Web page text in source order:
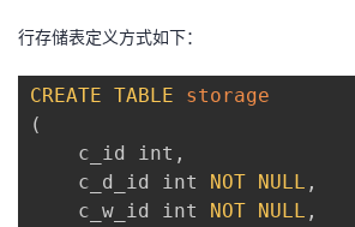
行存储表定义方式如下：
CREATE TABLE
storage
(
    c_id int
,
    c_d_id int
NOT NULL ,
    c_w_id int
NOT NULL ,